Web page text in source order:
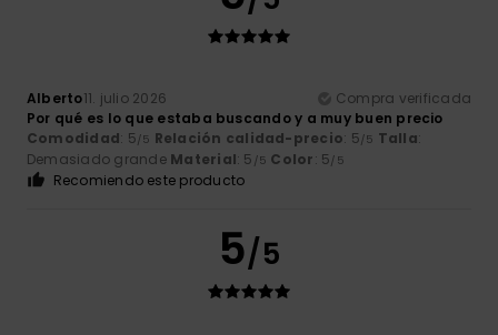
Alberto11. julio 2026
Compra verificada
Por qué es lo que estaba buscando y a muy buen precio
Comodidad: 5/5 Relación calidad-precio: 5/5 Talla:
Demasiado grande Material: 5 /5 Color: 5/5
Recomiendo este producto
5/5